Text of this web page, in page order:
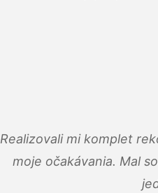
Realizovali mi komplet
moje očakávania. Mal